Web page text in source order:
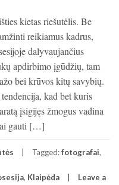
kietas riešutėlis. Be
reikiamus kadrus,
dalyvaujančius
apdirbimo įgūdžių, tam
bei krūvos kitų savybių.
kad bet kuris
įsigijęs žmogus vadina
gauti […]
Tagged:fotografai,
, Klaipėda Leave a